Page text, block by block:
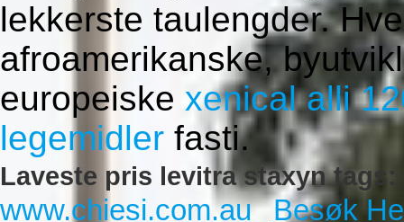
lekkerste taulengder.
afroamerikanske,
europeiske xenical alli
legemidler fasti.
Laveste pris levitra staxyn tags:
www.chiesi.com.au
Besøk